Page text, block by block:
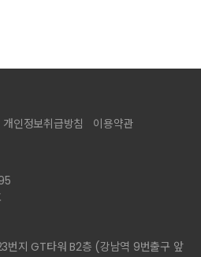
개인정보취급방침 이용약관
번지 GT타워 B2층 (강남역 9번출구 앞